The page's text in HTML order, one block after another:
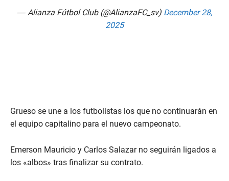
— Alianza Fútbol Club (@AlianzaFC_sv) December 28,
2025
Grueso se une a los futbolistas los que no continuarán en
el equipo capitalino para el nuevo campeonato.
Emerson Mauricio y Carlos Salazar no seguirán ligados a
los «albos» tras finalizar su contrato.